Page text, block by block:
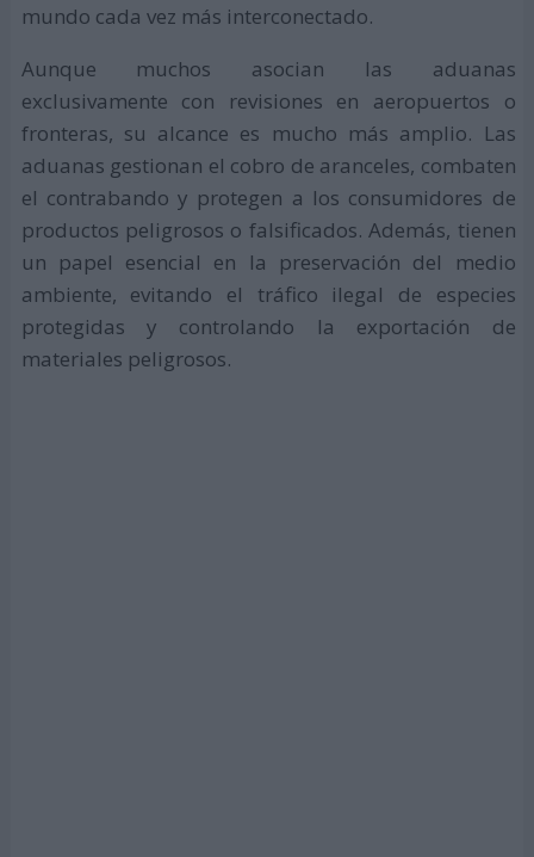
mundo cada vez más interconectado.
Aunque muchos asocian las aduanas
exclusivamente con revisiones en aeropuertos o
fronteras, su alcance es mucho más amplio. Las
aduanas gestionan el cobro de aranceles, combaten
el contrabando y protegen a los consumidores de
productos peligrosos o falsificados. Además, tienen
un papel esencial en la preservación del medio
ambiente, evitando el tráfico ilegal de especies
protegidas y controlando la exportación de
materiales peligrosos.